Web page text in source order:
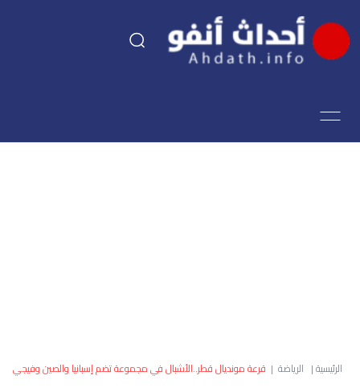
اقتصاد
العالم الرئيسية| الرياضة | قرعة مونديال قطر..الأشبال في مجموعة تضم إسبانيا والصين وفيجي